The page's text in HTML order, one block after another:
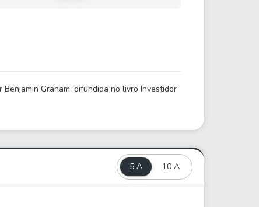
Graham, difundida no livro Investidor
5 A 10 A